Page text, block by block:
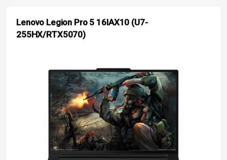
Lenovo Legion Pro 5 16IAX10 (U7-
255HX/RTX5070)